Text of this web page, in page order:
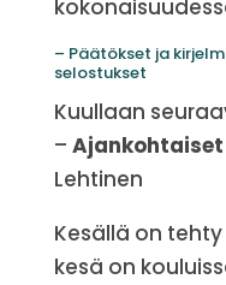
– Päätökset ja
selostukset
Kuullaan
–
Lehtinen
Kesällä on
kesä on